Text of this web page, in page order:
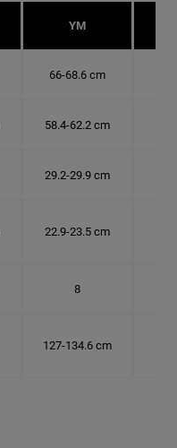
YM
66-68.6 cm
58.4-62.2 cm
29.2-29.9 cm
22.9-23.5 cm
8
127-134.6 cm